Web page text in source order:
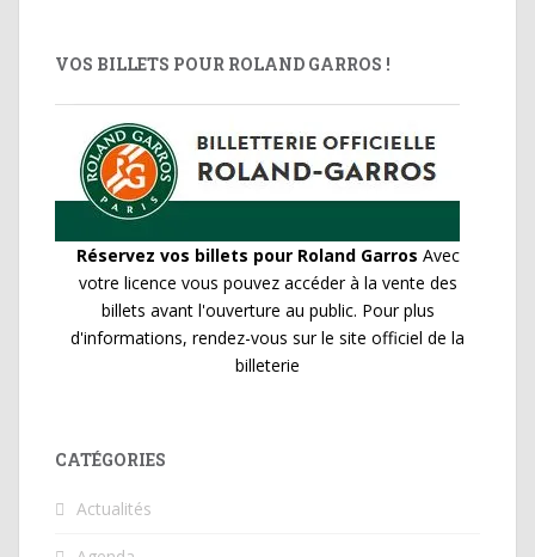
VOS BILLETS POUR ROLAND GARROS !
Réservez vos billets pour Roland Garros Avec
votre licence vous pouvez accéder à la vente des
billets avant l'ouverture au public. Pour plus
d'informations, rendez-vous sur le site officiel de la
billeterie
CATÉGORIES
Actualités